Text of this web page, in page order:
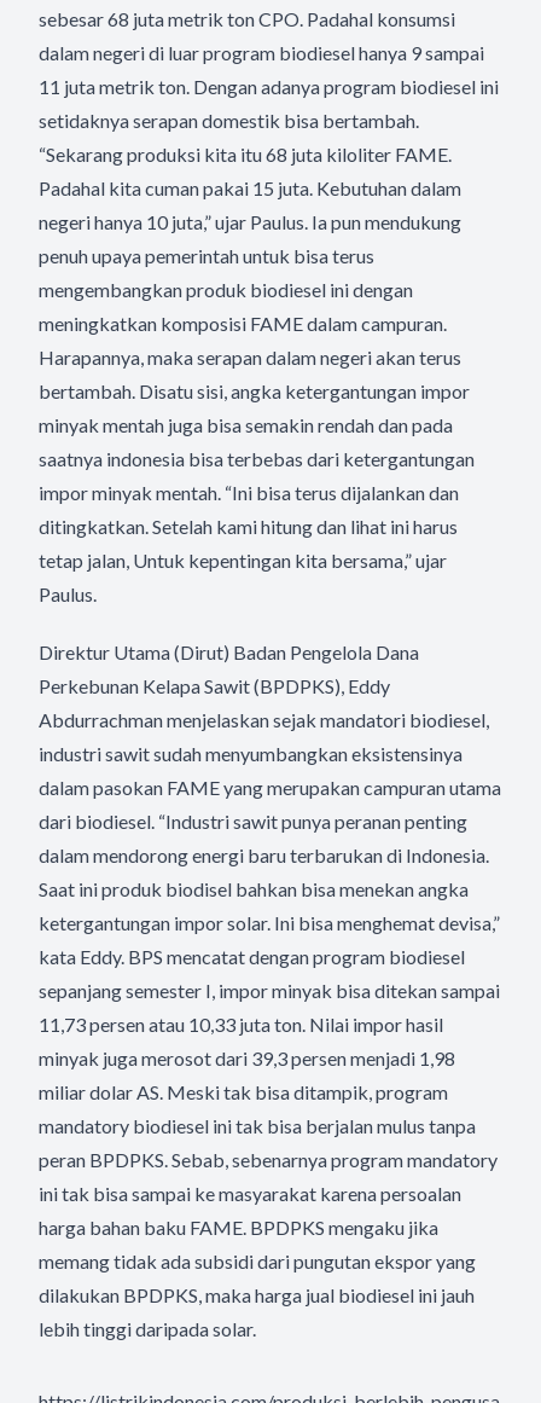
sebesar 68 juta metrik ton CPO. Padahal konsumsi
dalam negeri di luar program biodiesel hanya 9 sampai
11 juta metrik ton. Dengan adanya program biodiesel ini
setidaknya serapan domestik bisa bertambah.
“Sekarang produksi kita itu 68 juta kiloliter FAME.
Padahal kita cuman pakai 15 juta. Kebutuhan dalam
negeri hanya 10 juta,” ujar Paulus. Ia pun mendukung
penuh upaya pemerintah untuk bisa terus
mengembangkan produk biodiesel ini dengan
meningkatkan komposisi FAME dalam campuran.
Harapannya, maka serapan dalam negeri akan terus
bertambah. Disatu sisi, angka ketergantungan impor
minyak mentah juga bisa semakin rendah dan pada
saatnya indonesia bisa terbebas dari ketergantungan
impor minyak mentah. “Ini bisa terus dijalankan dan
ditingkatkan. Setelah kami hitung dan lihat ini harus
tetap jalan, Untuk kepentingan kita bersama,” ujar
Paulus.
Direktur Utama (Dirut) Badan Pengelola Dana
Perkebunan Kelapa Sawit (BPDPKS), Eddy
Abdurrachman menjelaskan sejak mandatori biodiesel,
industri sawit sudah menyumbangkan eksistensinya
dalam pasokan FAME yang merupakan campuran utama
dari biodiesel. “Industri sawit punya peranan penting
dalam mendorong energi baru terbarukan di Indonesia.
Saat ini produk biodisel bahkan bisa menekan angka
ketergantungan impor solar. Ini bisa menghemat devisa,”
kata Eddy. BPS mencatat dengan program biodiesel
sepanjang semester I, impor minyak bisa ditekan sampai
11,73 persen atau 10,33 juta ton. Nilai impor hasil
minyak juga merosot dari 39,3 persen menjadi 1,98
miliar dolar AS. Meski tak bisa ditampik, program
mandatory biodiesel ini tak bisa berjalan mulus tanpa
peran BPDPKS. Sebab, sebenarnya program mandatory
ini tak bisa sampai ke masyarakat karena persoalan
harga bahan baku FAME. BPDPKS mengaku jika
memang tidak ada subsidi dari pungutan ekspor yang
dilakukan BPDPKS, maka harga jual biodiesel ini jauh
lebih tinggi daripada solar.